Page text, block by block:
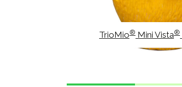
TrioMio® Mini Vista®